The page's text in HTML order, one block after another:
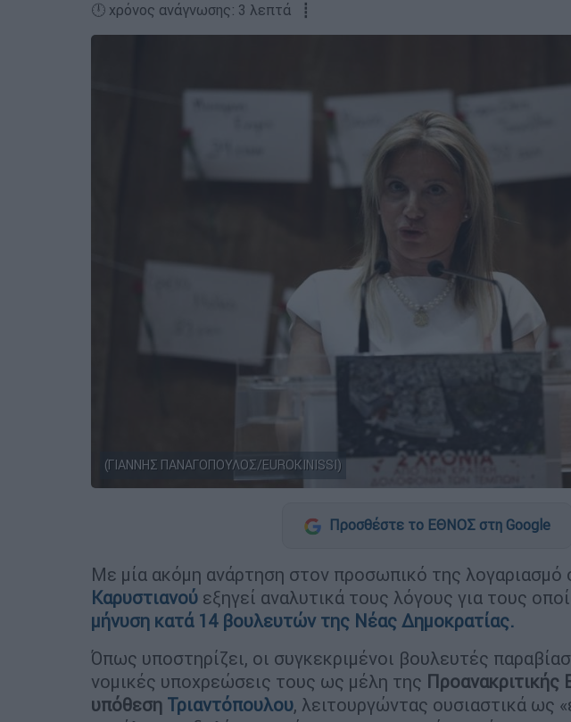
🕛 χρόνος ανάγνωσης: 3 λεπτά ┋
(ΓΙΑΝΝΗΣ ΠΑΝΑΓΟΠΟΥΛΟΣ/EUROKINISSI)
Προσθέστε το ΕΘΝΟΣ στη Google
Με μία ακόμη ανάρτηση στον προσωπικό της λογαριασμό
Καρυστιανού εξηγεί αναλυτικά τους λόγους για τους
μήνυση κατά 14 βουλευτών της Νέας Δημοκρατίας.
Όπως υποστηρίζει, οι συγκεκριμένοι βουλευτές
νομικές υποχρεώσεις τους ως μέλη της Προανακριτικής
υπόθεση Τριαντόπουλου, λειτουργώντας ουσιαστικά ως